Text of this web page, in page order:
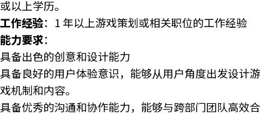
或以上学历。
工作经验：1 年以上游戏策划或相关职位的工作经验
能力要求：
具备出色的创意和设计能力
具备良好的用户体验意识，能够从用户角度出发设计游
戏机制和内容。
具备优秀的沟通和协作能力，能够与跨部门团队高效合